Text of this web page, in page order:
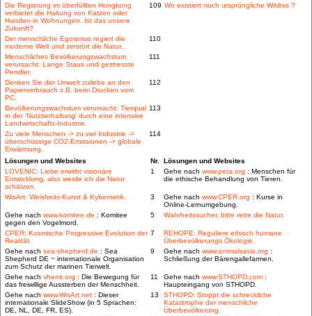
Die Regierung im überfüllten Hongkong
verbietet die Haltung von Katzen oder
Hunden in Wohnungen. Ist das unsere
Zukunft?
109 Wo existiert noch ursprüngliche Wildnis ?
Der menschliche Egoismus regiert die
moderne Welt und zerstört die Natur..
110
Menschliches Bevölkerungswachstum
verursacht: Lange Staus und gestresste
Pendler.
111
Denken Sie der Umwelt zuliebe an den
Papierverbrauch z.B. beim Drucken vom
PC.
112
Bevölkerungswachstum verursacht: Tierqual
in der 'Nutztierhaltung' durch eine intensive
Landwirtschafts-Industrie.
113
Zu viele Menschen -> zu viel Industrie ->
überschüssige CO2-Emissionen -> globale
Erwärmung.
114
Lösungen und Websites Nr. Lösungen und Websites
LOVENIC: Liebe erwirbt visionäre
Entwicklung, also werde ich die Natur
schätzen.
1 Gehe nach www.peta.org : Menschen für
die ethische Behandlung von Tieren.
WisArt: Weisheits-Kunst & Kybernetik. 3 Gehe nach www.CPER.org : Kurse in
Online-Lernumgebung.
Gehe nach www.komitee.de : Komitee
gegen den Vogelmord.
5 Wahrheitssucher, bitte rette die Natur.
CPER: Kosmische Progressive Evolution der
Realität.
7
REHOPE: Reguliere ethisch humane
Überbevölkerungs Ökologie.
Gehe nach sea-shepherd.de : Sea
Shepherd DE ~ internationale Organisation
zum Schutz der marinen Tierwelt.
9 Gehe nach www.animalsasia.org :
Schließung der Bärengallefarmen.
Gehe nach vhemt.org : Die Bewegung für
das freiwillige Aussterben der Menschheit.
11 Gehe nach www.STHOPD.com :
Haupteingang von STHOPD.
Gehe nach www.WisArt.net : Dieser
internationale SlideShow (in 5 Sprachen:
DE, NL, DE, FR, ES).
13
STHOPD: Stoppt die schreckliche
Katastrophe der menschliche
Überbevölkerung.